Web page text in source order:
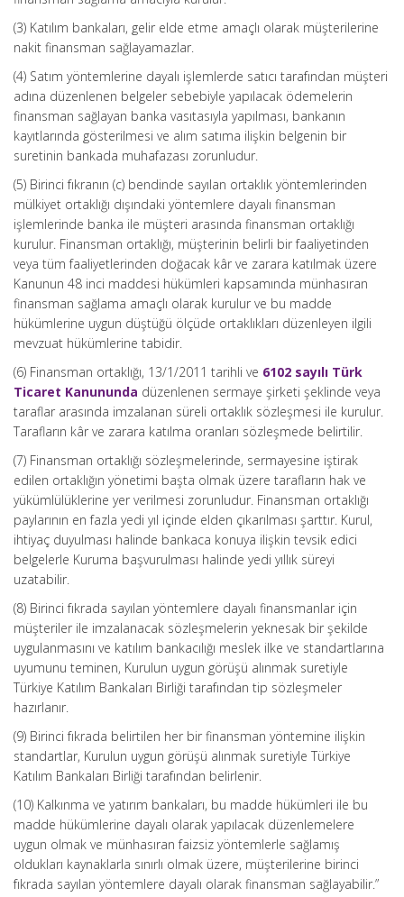
(3) Katılım bankaları, gelir elde etme amaçlı olarak müşterilerine
nakit finansman sağlayamazlar.
(4) Satım yöntemlerine dayalı işlemlerde satıcı tarafından müşteri
adına düzenlenen belgeler sebebiyle yapılacak ödemelerin
finansman sağlayan banka vasıtasıyla yapılması, bankanın
kayıtlarında gösterilmesi ve alım satıma ilişkin belgenin bir
suretinin bankada muhafazası zorunludur.
(5) Birinci fıkranın (c) bendinde sayılan ortaklık yöntemlerinden
mülkiyet ortaklığı dışındaki yöntemlere dayalı finansman
işlemlerinde banka ile müşteri arasında finansman ortaklığı
kurulur. Finansman ortaklığı, müşterinin belirli bir faaliyetinden
veya tüm faaliyetlerinden doğacak kâr ve zarara katılmak üzere
Kanunun 48 inci maddesi hükümleri kapsamında münhasıran
finansman sağlama amaçlı olarak kurulur ve bu madde
hükümlerine uygun düştüğü ölçüde ortaklıkları düzenleyen ilgili
mevzuat hükümlerine tabidir.
(6) Finansman ortaklığı, 13/1/2011 tarihli ve 6102 sayılı Türk
Ticaret Kanununda düzenlenen sermaye şirketi şeklinde veya
taraflar arasında imzalanan süreli ortaklık sözleşmesi ile kurulur.
Tarafların kâr ve zarara katılma oranları sözleşmede belirtilir.
(7) Finansman ortaklığı sözleşmelerinde, sermayesine iştirak
edilen ortaklığın yönetimi başta olmak üzere tarafların hak ve
yükümlülüklerine yer verilmesi zorunludur. Finansman ortaklığı
paylarının en fazla yedi yıl içinde elden çıkarılması şarttır. Kurul,
ihtiyaç duyulması halinde bankaca konuya ilişkin tevsik edici
belgelerle Kuruma başvurulması halinde yedi yıllık süreyi
uzatabilir.
(8) Birinci fıkrada sayılan yöntemlere dayalı finansmanlar için
müşteriler ile imzalanacak sözleşmelerin yeknesak bir şekilde
uygulanmasını ve katılım bankacılığı meslek ilke ve standartlarına
uyumunu teminen, Kurulun uygun görüşü alınmak suretiyle
Türkiye Katılım Bankaları Birliği tarafından tip sözleşmeler
hazırlanır.
(9) Birinci fıkrada belirtilen her bir finansman yöntemine ilişkin
standartlar, Kurulun uygun görüşü alınmak suretiyle Türkiye
Katılım Bankaları Birliği tarafından belirlenir.
(10) Kalkınma ve yatırım bankaları, bu madde hükümleri ile bu
madde hükümlerine dayalı olarak yapılacak düzenlemelere
uygun olmak ve münhasıran faizsiz yöntemlerle sağlamış
oldukları kaynaklarla sınırlı olmak üzere, müşterilerine birinci
fıkrada sayılan yöntemlere dayalı olarak finansman sağlayabilir.”